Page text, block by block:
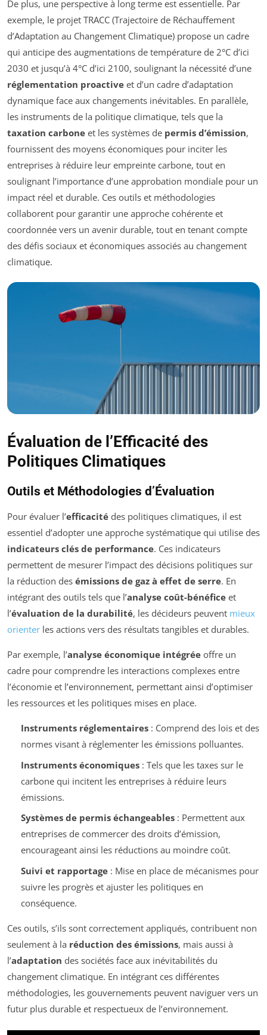
De plus, une perspective à long terme est essentielle. Par
exemple, le projet TRACC (Trajectoire de Réchauffement
d’Adaptation au Changement Climatique) propose un cadre
qui anticipe des augmentations de température de 2°C d’ici
2030 et jusqu’à 4°C d’ici 2100, soulignant la nécessité d’une
réglementation proactive et d’un cadre d’adaptation
dynamique face aux changements inévitables. En parallèle,
les instruments de la politique climatique, tels que la
taxation carbone et les systèmes de permis d’émission,
fournissent des moyens économiques pour inciter les
entreprises à réduire leur empreinte carbone, tout en
soulignant l’importance d’une approbation mondiale pour un
impact réel et durable. Ces outils et méthodologies
collaborent pour garantir une approche cohérente et
coordonnée vers un avenir durable, tout en tenant compte
des défis sociaux et économiques associés au changement
climatique.
Évaluation de l’Efficacité des
Politiques Climatiques
Outils et Méthodologies d’Évaluation
Pour évaluer l’efficacité des politiques climatiques, il est
essentiel d’adopter une approche systématique qui utilise des
indicateurs clés de performance. Ces indicateurs
permettent de mesurer l’impact des décisions politiques sur
la réduction des émissions de gaz à effet de serre. En
intégrant des outils tels que l’analyse coût-bénéfice et
l’évaluation de la durabilité, les décideurs peuvent mieux
orienter les actions vers des résultats tangibles et durables.
Par exemple, l’analyse économique intégrée offre un
cadre pour comprendre les interactions complexes entre
l’économie et l’environnement, permettant ainsi d’optimiser
les ressources et les politiques mises en place.
Instruments réglementaires: Comprend des lois et des
normes visant à réglementer les émissions polluantes.
Instruments économiques: Tels que les taxes sur le
carbone qui incitent les entreprises à réduire leurs
émissions.
Systèmes de permis échangeables: Permettent aux
entreprises de commercer des droits d’émission,
encourageant ainsi les réductions au moindre coût.
Suivi et rapportage: Mise en place de mécanismes pour
suivre les progrès et ajuster les politiques en
conséquence.
Ces outils, s’ils sont correctement appliqués, contribuent non
seulement à la réduction des émissions, mais aussi à
l’adaptation des sociétés face aux inévitabilités du
changement climatique. En intégrant ces différentes
méthodologies, les gouvernements peuvent naviguer vers un
futur plus durable et respectueux de l’environnement.